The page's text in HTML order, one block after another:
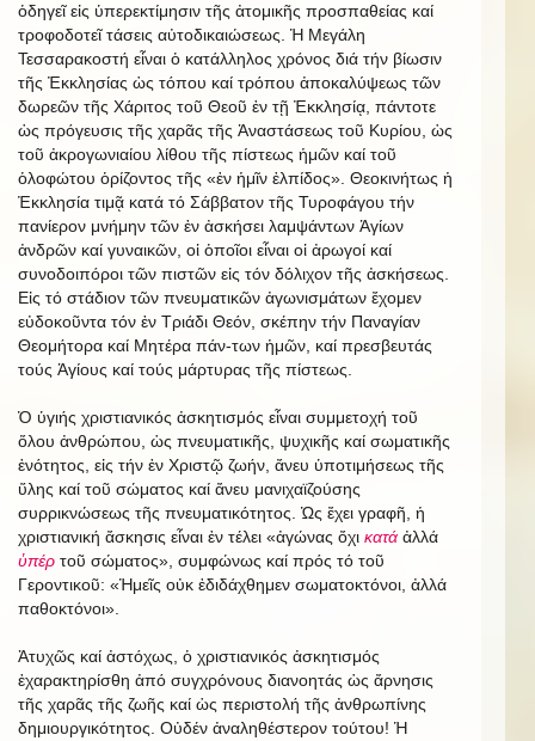
ὁδηγεῖ εἰς ὑπερεκτίμησιν τῆς ἀτομικῆς προσπαθείας καί
τροφοδοτεῖ τάσεις αὐτοδικαιώσεως. Ἡ Μεγάλη
Τεσσαρακοστή εἶναι ὁ κατάλληλος χρόνος διά τήν βίωσιν
τῆς Ἐκκλησίας ὡς τόπου καί τρόπου ἀποκαλύψεως τῶν
δωρεῶν τῆς Χάριτος τοῦ Θεοῦ ἐν τῇ Ἐκκλησίᾳ, πάντοτε
ὡς πρόγευσις τῆς χαρᾶς τῆς Ἀναστάσεως τοῦ Κυρίου, ὡς
τοῦ ἀκρογωνιαίου λίθου τῆς πίστεως ἡμῶν καί τοῦ
ὁλοφώτου ὁρίζοντος τῆς «ἐν ἡμῖν ἐλπίδος». Θεοκινήτως ἡ
Ἐκκλησία τιμᾷ κατά τό Σάββατον τῆς Τυροφάγου τήν
πανίερον μνήμην τῶν ἐν ἀσκήσει λαμψάντων Ἁγίων
ἀνδρῶν καί γυναικῶν, οἱ ὁποῖοι εἶναι οἱ ἀρωγοί καί
συνοδοιπόροι τῶν πιστῶν εἰς τόν δόλιχον τῆς ἀσκήσεως.
Εἰς τό στάδιον τῶν πνευματικῶν ἀγωνισμάτων ἔχομεν
εὐδοκοῦντα τόν ἐν Τριάδι Θεόν, σκέπην τήν Παναγίαν
Θεομήτορα καί Μητέρα πάν-των ἡμῶν, καί πρεσβευτάς
τούς Ἁγίους καί τούς μάρτυρας τῆς πίστεως.
Ὁ ὑγιής χριστιανικός ἀσκητισμός εἶναι συμμετοχή τοῦ
ὅλου ἀνθρώπου, ὡς πνευματικῆς, ψυχικῆς καί σωματικῆς
ἑνότητος, εἰς τήν ἐν Χριστῷ ζωήν, ἄνευ ὑποτιμήσεως τῆς
ὕλης καί τοῦ σώματος καί ἄνευ μανιχαϊζούσης
συρρικνώσεως τῆς πνευματικότητος. Ὡς ἔχει γραφῆ, ἡ
χριστιανική ἄσκησις εἶναι ἐν τέλει «ἀγώνας ὄχι κατά ἀλλά
ὑπέρ τοῦ σώματος», συμφώνως καί πρός τό τοῦ
Γεροντικοῦ: «Ἡμεῖς οὐκ ἐδιδάχθημεν σωματοκτόνοι, ἀλλά
παθοκτόνοι».
Ἀτυχῶς καί ἀστόχως, ὁ χριστιανικός ἀσκητισμός
ἐχαρακτηρίσθη ἀπό συγχρόνους διανοητάς ὡς ἄρνησις
τῆς χαρᾶς τῆς ζωῆς καί ὡς περιστολή τῆς ἀνθρωπίνης
δημιουργικότητος. Οὐδέν ἀναληθέστερον τούτου! Ἡ